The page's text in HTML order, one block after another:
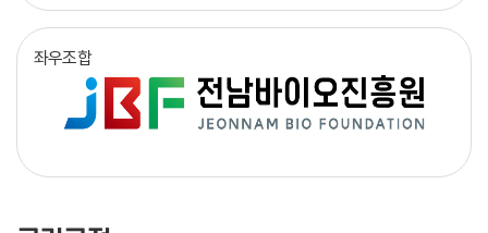
좌우조합